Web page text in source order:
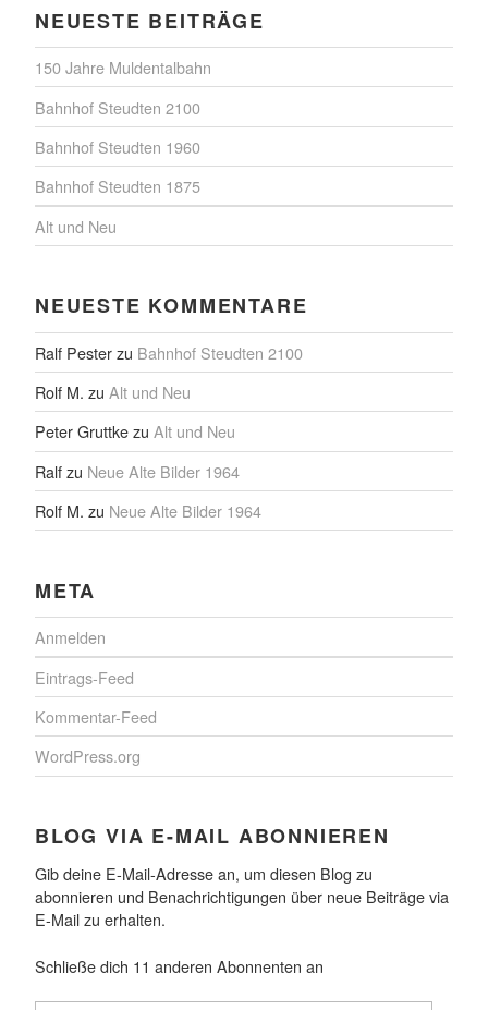
NEUESTE BEITRÄGE
150 Jahre Muldentalbahn
Bahnhof Steudten 2100
Bahnhof Steudten 1960
Bahnhof Steudten 1875
Alt und Neu
NEUESTE KOMMENTARE
Ralf Pesterzu Bahnhof Steudten 2100
Rolf M. zu Alt und Neu
Peter Gruttkezu Alt und Neu
Ralfzu Neue Alte Bilder 1964
Rolf M. zu Neue Alte Bilder 1964
META
Anmelden
Eintrags-Feed
Kommentar-Feed
WordPress.org
BLOG VIA E-MAIL ABONNIEREN
Gib deine E-Mail-Adresse an, um diesen Blog zu
abonnieren und Benachrichtigungen über neue Beiträge via
E-Mail zu erhalten.
Schließe dich 11 anderen Abonnenten an